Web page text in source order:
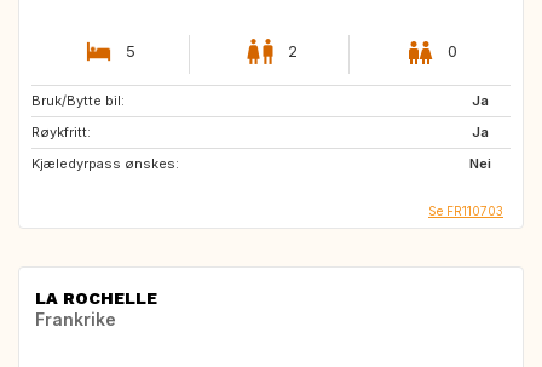
5 2 0
Bruk/Bytte bil:
Ja
Røykfritt:
Ja
Kjæledyrpass ønskes:
Nei
Se FR110703
LA ROCHELLE
Frankrike